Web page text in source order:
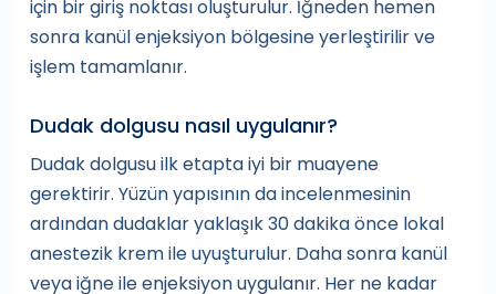
için bir giriş noktası oluşturulur. İğneden hemen
sonra kanül enjeksiyon bölgesine yerleştirilir ve
işlem tamamlanır.
Dudak dolgusu nasıl uygulanır?
Dudak dolgusu ilk etapta iyi bir muayene
gerektirir. Yüzün yapısının da incelenmesinin
ardından dudaklar yaklaşık 30 dakika önce lokal
anestezik krem ile uyuşturulur. Daha sonra kanül
veya iğne ile enjeksiyon uygulanır. Her ne kadar